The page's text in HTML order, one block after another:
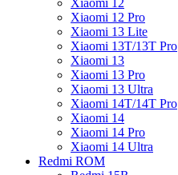
Xiaomi 12
Xiaomi 12 Pro
Xiaomi 13 Lite
Xiaomi 13T/13T Pro
Xiaomi 13
Xiaomi 13 Pro
Xiaomi 13 Ultra
Xiaomi 14T/14T Pro
Xiaomi 14
Xiaomi 14 Pro
Xiaomi 14 Ultra
Redmi ROM